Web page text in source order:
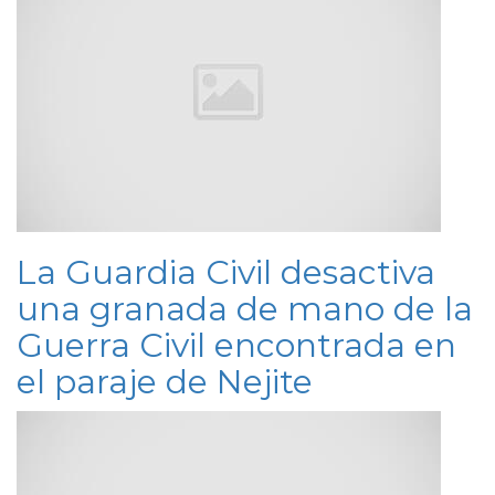
La Guardia Civil desactiva
una granada de mano de la
Guerra Civil encontrada en
el paraje de Nejite